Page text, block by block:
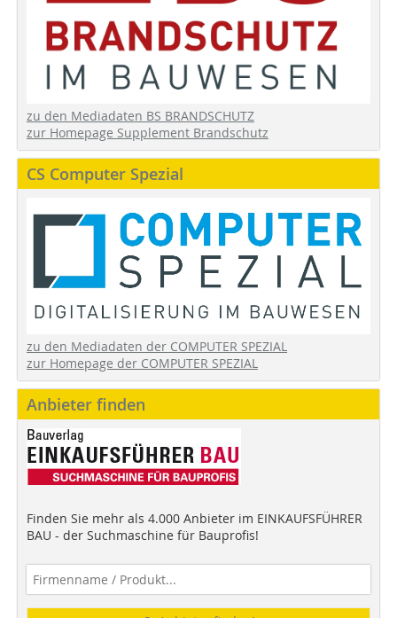
zu den Mediadaten BS BRANDSCHUTZ
zur Homepage Supplement Brandschutz
CS Computer Spezial
zu den Mediadaten der COMPUTER SPEZIAL
zur Homepage der COMPUTER SPEZIAL
Anbieter finden
Finden Sie mehr als 4.000 Anbieter im EINKAUFSFÜHRER
BAU - der Suchmaschine für Bauprofis!